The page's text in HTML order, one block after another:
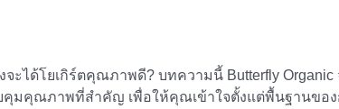
ะได้โยเกิร์ตคุณภาพดี? บทความนี้ Butterfly Organic
คุณภาพที่สำคัญ เพื่อให้คุณเข้าใจตั้งแต่พื้นฐานของ